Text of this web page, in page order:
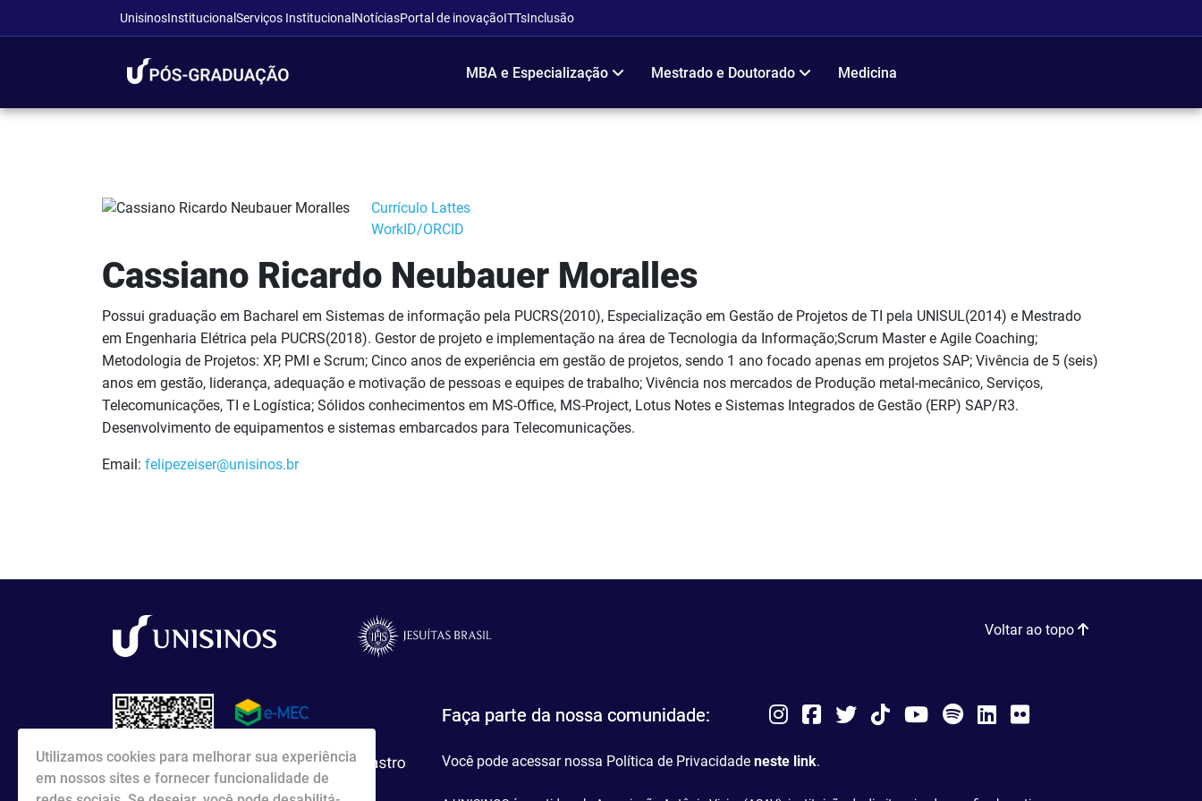
UnisinosInstitucional Serviços Institucional NotíciasPortal de inovaçãoITTsInclusão
MBA e Especialização Mestrado e Doutorado Medicina
Currículo Lattes
WorkID/ORCID
Cassiano Ricardo Neubauer Moralles
Possui graduação em Bacharel em Sistemas de informação pela PUCRS(2010), Especialização em Gestão de Projetos de TI pela UNISUL(2014) e Mestrado
em Engenharia Elétrica pela PUCRS(2018). Gestor de projeto e implementação na área de Tecnologia da Informação;Scrum Master e Agile Coaching;
Metodologia de Projetos: XP, PMI e Scrum; Cinco anos de experiência em gestão de projetos, sendo 1 ano focado apenas em projetos SAP; Vivência de 5 (seis)
anos em gestão, liderança, adequação e motivação de pessoas e equipes de trabalho; Vivência nos mercados de Produção metal-mecânico, Serviços,
Telecomunicações, TI e Logística; Sólidos conhecimentos em MS-Office, MS-Project, Lotus Notes e Sistemas Integrados de Gestão (ERP) SAP/R3.
Desenvolvimento de equipamentos e sistemas embarcados para Telecomunicações.
Email: felipezeiser@unisinos.br
Voltar ao topo
Faça parte da nossa comunidade: Instagram
Facebook
Twitter
Tiktok
YouSpotifyLinkedIn
Flickr
Você pode acessar nossa Política de Privacidade neste link.
Utilizamos cookies para melhorar sua experiência
em nossos sites e fornecer funcionalidade de